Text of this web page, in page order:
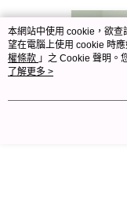
本網站中使用 cookie，欲
望在電腦上使用 cookie 時
權條款 」之 Cookie 聲明。
用條款之 Cookie 聲明使用
了解更多 >